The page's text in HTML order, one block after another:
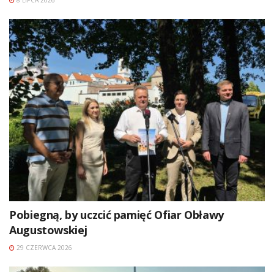
Pobiegną, by uczcić pamięć Ofiar Obławy
Augustowskiej
29 CZERWCA 2026